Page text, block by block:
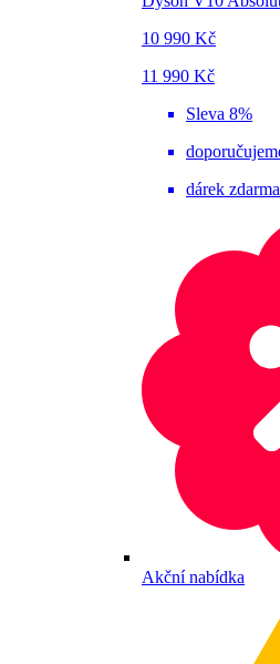
10 990 Kč
11 990 Kč
Sleva 8%
dárek zdarma
Akční nabídka